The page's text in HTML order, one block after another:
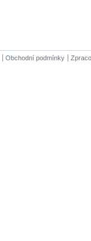
Obchodní podmínky